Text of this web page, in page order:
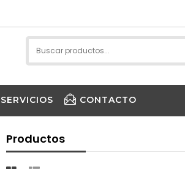
SERVICIOS CONTACTO
Productos